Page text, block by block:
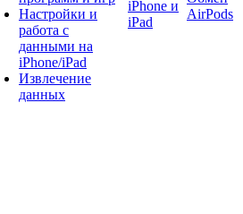
Настройки и
работа с
данными на
iPhone/iPad
Извлечение
данных
iPhone и
iPad
AirPods